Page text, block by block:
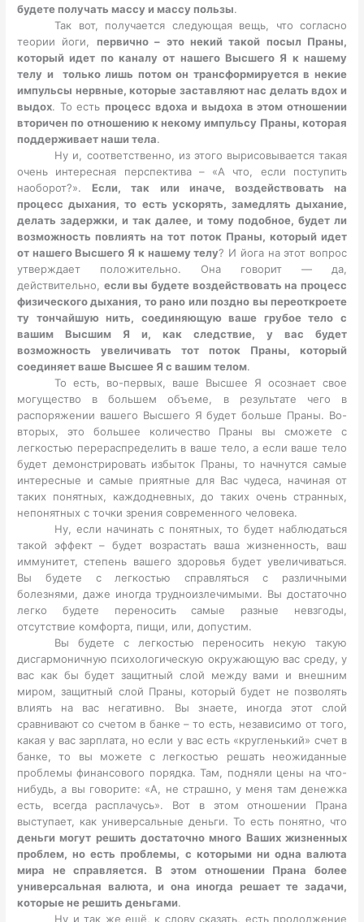
будете получать массу и массу пользы.
Так вот, получается следующая вещь, что согласно
теории йоги, первично – это некий такой посыл Праны,
который идет по каналу от нашего Высшего Я к нашему
телу и только лишь потом он трансформируется в некие
импульсы нервные, которые заставляют нас делать вдох и
выдох. То естьпроцесс вдоха и выдоха в этом отношении
вторичен по отношению к некому импульсу Праны, которая
поддерживает наши тела.
Ну и, соответственно, из этого вырисовывается такая
очень интересная перспектива – «А что, если поступить
наоборот?». Если, так или иначе, воздействовать на
процесс дыхания, то есть ускорять, замедлять дыхание,
делать задержки, и так далее, и тому подобное, будет ли
возможность повлиять на тот поток Праны, который идет
от нашего Высшего Я к нашему телу? И йога на этот вопрос
утверждает положительно. Она говорит — да,
действительно, если вы будете воздействовать на процесс
физического дыхания, то рано или поздно вы переоткроете
ту тончайшую нить, соединяющую ваше грубое тело с
вашим Высшим Я и, как следствие, у вас будет
возможность увеличивать тот поток Праны, который
соединяет ваше Высшее Я с вашим телом.
То есть, во-первых, ваше Высшее Я осознает свое
могущество в большем объеме, в результате чего в
распоряжении вашего Высшего Я будет больше Праны. Во-
вторых, это большее количество Праны вы сможете с
легкостью перераспределить в ваше тело, а если ваше тело
будет демонстрировать избыток Праны, то начнутся самые
интересные и самые приятные для Вас чудеса, начиная от
таких понятных, каждодневных, до таких очень странных,
непонятных с точки зрения современного человека.
Ну, если начинать с понятных, то будет наблюдаться
такой эффект – будет возрастать ваша жизненность, ваш
иммунитет, степень вашего здоровья будет увеличиваться.
Вы будете с легкостью справляться с различными
болезнями, даже иногда трудноизлечимыми. Вы достаточно
легко будете переносить самые разные невзгоды,
отсутствие комфорта, пищи, или, допустим.
Вы будете с легкостью переносить некую такую
дисгармоничную психологическую окружающую вас среду, у
вас как бы будет защитный слой между вами и внешним
миром, защитный слой Праны, который будет не позволять
влиять на вас негативно. Вы знаете, иногда этот слой
сравнивают со счетом в банке – то есть, независимо от того,
какая у вас зарплата, но если у вас есть «кругленький» счет в
банке, то вы можете с легкостью решать неожиданные
проблемы финансового порядка. Там, подняли цены на что-
нибудь, а вы говорите: «А, не страшно, у меня там денежка
есть, всегда расплачусь». Вот в этом отношении Прана
выступает, как универсальные деньги. То есть понятно, что
деньги могут решить достаточно много Ваших жизненных
проблем, но есть проблемы, с которыми ни одна валюта
мира не справляется. В этом отношении Прана более
универсальная валюта, и она иногда решает те задачи,
которые не решить деньгами.
Ну и так же ещё, к слову сказать, есть продолжение